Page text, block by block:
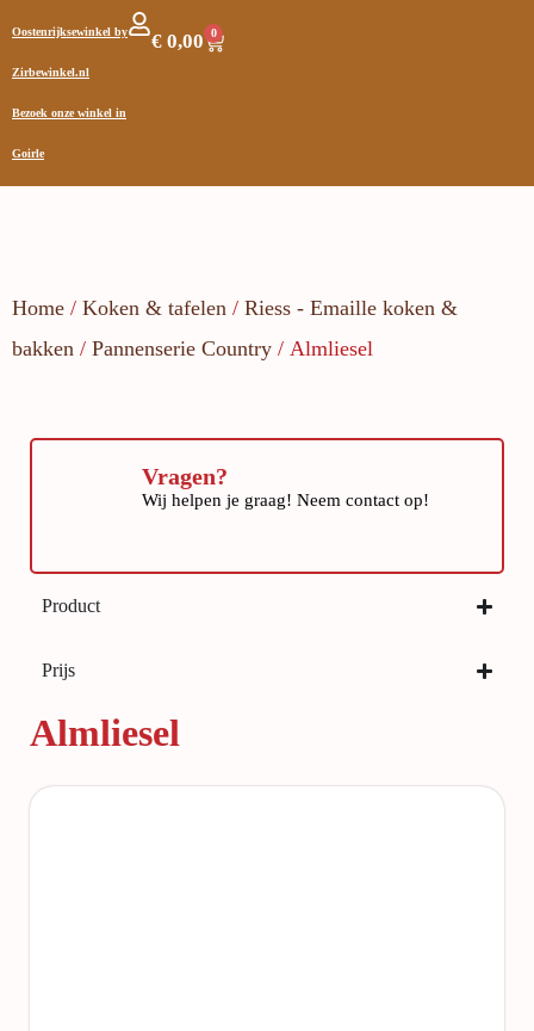
Oostenrijksewinkel by
Zirbewinkel.nl
Bezoek onze winkel in
Goirle
€ 0,00 0
Home / Koken & tafelen / Riess - Emaille koken &
bakken / Pannenserie Country / Almliesel
Vragen?
Wij helpen je graag! Neem contact op!
Product
Prijs
Almliesel